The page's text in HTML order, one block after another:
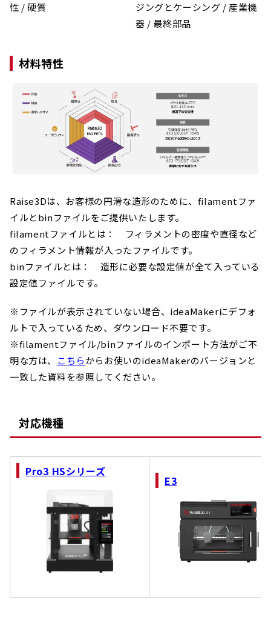
性 /硬質
ジングとケーシング / 産業機
器 / 最終部品
材料特性
Raise3Dは、お客様の円滑な造形のために、filamentファ
イルとbinファイルをご提供いたします。
filamentファイルとは： フィラメントの密度や直径など
のフィラメント情報が入ったファイルです。
binファイルとは： 造形に必要な設定値が全て入っている
設定値ファイルです。
※ファイルが表示されていない場合、ideaMakerにデフォ
ルトで入っているため、ダウンロード不要です。
※filamentファイル/binファイルのインポート方法がご不
明な方は、 こちらからお使いのideaMakerのバージョンと
一致した資料を参照してください。
対応機種
Pro3 HSシリーズ
E3